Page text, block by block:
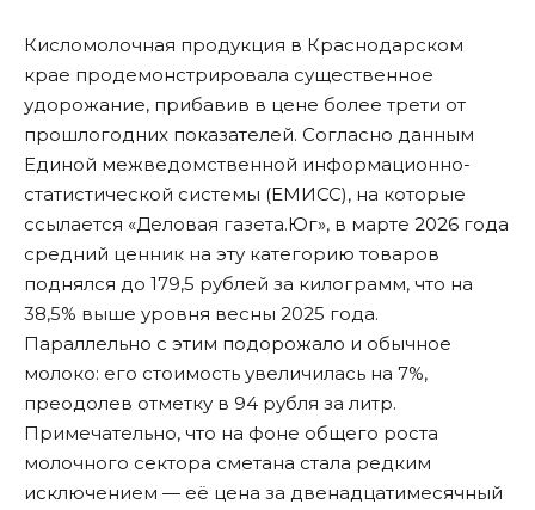
Кисломолочная продукция в Краснодарском
крае продемонстрировала существенное
удорожание, прибавив в цене более трети от
прошлогодних показателей. Согласно данным
Единой межведомственной информационно-
статистической системы (ЕМИСС), на которые
ссылается «Деловая газета.Юг», в марте 2026 года
средний ценник на эту категорию товаров
поднялся до 179,5 рублей за килограмм, что на
38,5% выше уровня весны 2025 года.
Параллельно с этим подорожало и обычное
молоко: его стоимость увеличилась на 7%,
преодолев отметку в 94 рубля за литр.
Примечательно, что на фоне общего роста
молочного сектора сметана стала редким
исключением — её цена за двенадцатимесячный